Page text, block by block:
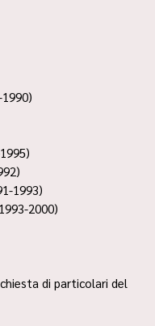
1993)
2000)
di particolari del